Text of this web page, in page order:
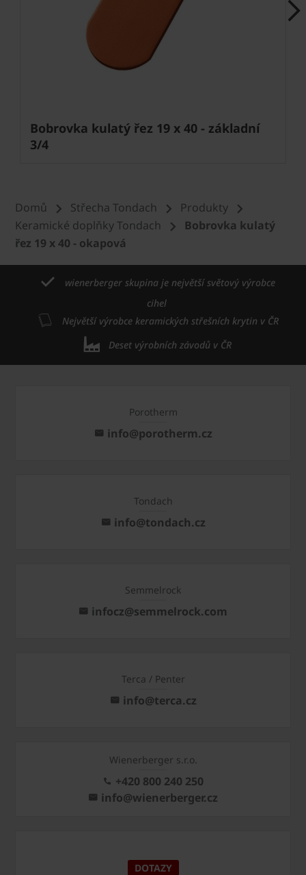
Bobrovka kulatý řez 19 x 40 - základní
3/4
Domů Střecha Tondach
Produkty
Keramické doplňky Tondach
Bobrovka kulatý
řez 19 x 40 - okapová
wienerberger skupina je největší světový výrobce
cihel
Největší výrobce keramických střešních krytin v ČR
Deset výrobních závodů v ČR
Porotherm
info@porotherm.cz
Tondach
info@tondach.cz
Semmelrock
infocz@semmelrock.com
Terca / Penter
info@terca.cz
Wienerberger s.r.o.
+420 800 240 250
info@wienerberger.cz
DOTAZY